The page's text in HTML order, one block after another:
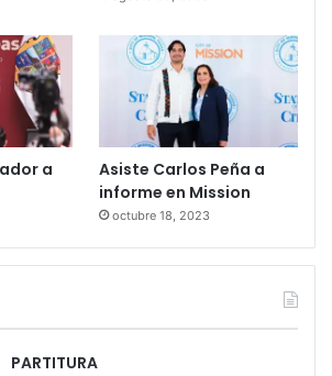
a
Asiste Carlos Peña a
informe en Mission
octubre 18, 2023
PARTITURA